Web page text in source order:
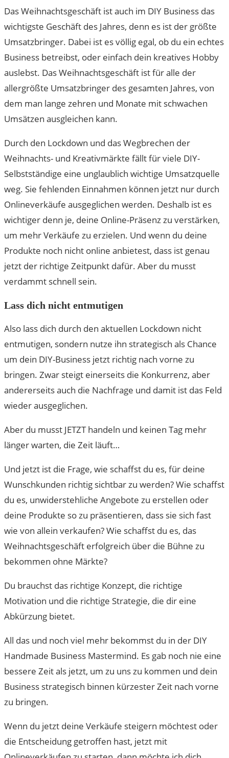
Das Weihnachtsgeschäft ist auch im DIY Business das
wichtigste Geschäft des Jahres, denn es ist der größte
Umsatzbringer. Dabei ist es völlig egal, ob du ein echtes
Business betreibst, oder einfach dein kreatives Hobby
auslebst. Das Weihnachtsgeschäft ist für alle der
allergrößte Umsatzbringer des gesamten Jahres, von
dem man lange zehren und Monate mit schwachen
Umsätzen ausgleichen kann.
Durch den Lockdown und das Wegbrechen der
Weihnachts- und Kreativmärkte fällt für viele DIY-
Selbstständige eine unglaublich wichtige Umsatzquelle
weg. Sie fehlenden Einnahmen können jetzt nur durch
Onlineverkäufe ausgeglichen werden. Deshalb ist es
wichtiger denn je, deine Online-Präsenz zu verstärken,
um mehr Verkäufe zu erzielen. Und wenn du deine
Produkte noch nicht online anbietest, dass ist genau
jetzt der richtige Zeitpunkt dafür. Aber du musst
verdammt schnell sein.
Lass dich nicht entmutigen
Also lass dich durch den aktuellen Lockdown nicht
entmutigen, sondern nutze ihn strategisch als Chance
um dein DIY-Business jetzt richtig nach vorne zu
bringen. Zwar steigt einerseits die Konkurrenz, aber
andererseits auch die Nachfrage und damit ist das Feld
wieder ausgeglichen.
Aber du musst JETZT handeln und keinen Tag mehr
länger warten, die Zeit läuft…
Und jetzt ist die Frage, wie schaffst du es, für deine
Wunschkunden richtig sichtbar zu werden? Wie schaffst
du es, unwiderstehliche Angebote zu erstellen oder
deine Produkte so zu präsentieren, dass sie sich fast
wie von allein verkaufen? Wie schaffst du es, das
Weihnachtsgeschäft erfolgreich über die Bühne zu
bekommen ohne Märkte?
Du brauchst das richtige Konzept, die richtige
Motivation und die richtige Strategie, die dir eine
Abkürzung bietet.
All das und noch viel mehr bekommst du in der DIY
Handmade Business Mastermind. Es gab noch nie eine
bessere Zeit als jetzt, um zu uns zu kommen und dein
Business strategisch binnen kürzester Zeit nach vorne
zu bringen.
Wenn du jetzt deine Verkäufe steigern möchtest oder
die Entscheidung getroffen hast, jetzt mit